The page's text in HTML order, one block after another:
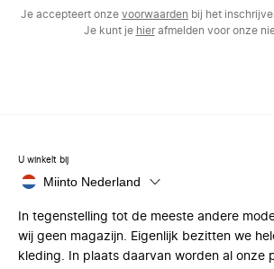
Je accepteert onze voorwaarden bij het
Je kunt je hierafmelden voor onze
U winkelt bij
Miinto Nederland
In tegenstelling tot de meeste andere
wij geen magazijn. Eigenlijk bezitten we
kleding. In plaats daarvan worden al onze